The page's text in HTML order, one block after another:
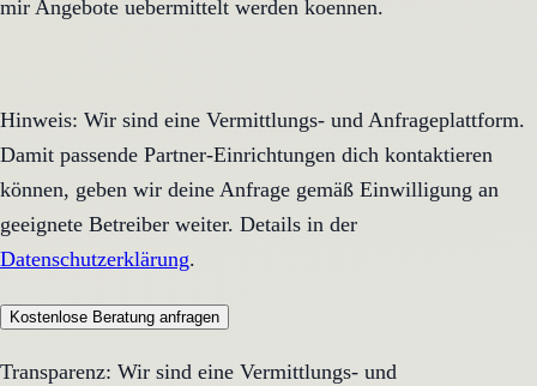
mir Angebote uebermittelt werden koennen.
Hinweis: Wir sind eine Vermittlungs- und Anfrageplattform.
Damit passende Partner-Einrichtungen dich kontaktieren
können, geben wir deine Anfrage gemäß Einwilligung an
geeignete Betreiber weiter. Details in der
Datenschutzerklärung.
Kostenlose Beratung anfragen
Transparenz: Wir sind eine Vermittlungs- und